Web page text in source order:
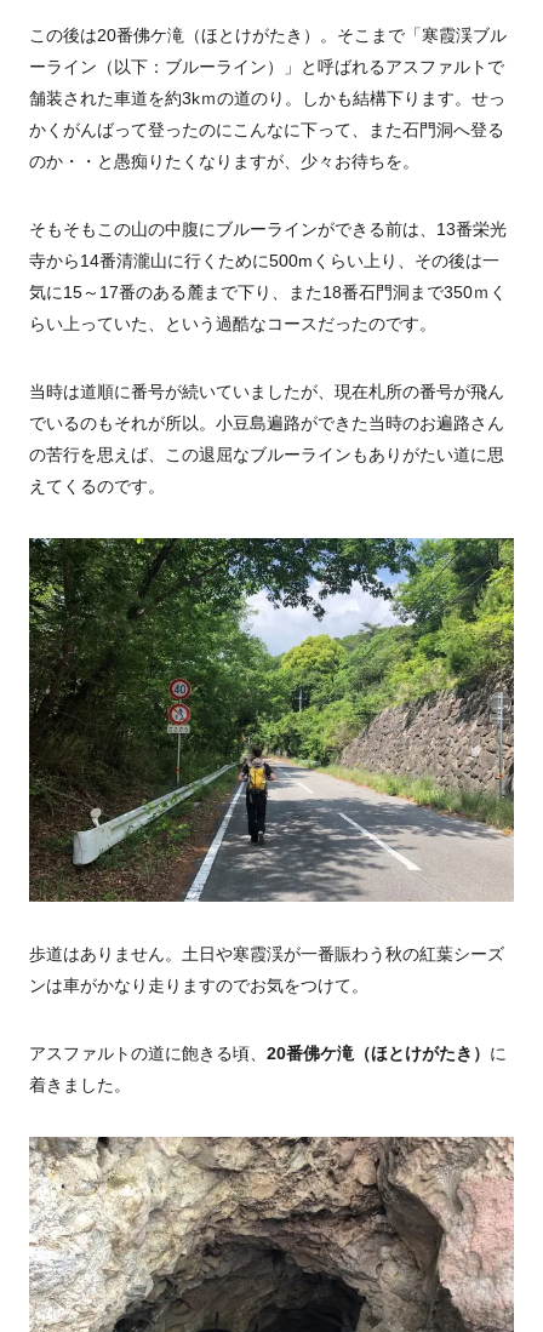
この後は20番佛ケ滝（ほとけがたき）。そこまで「寒霞渓ブル
ーライン（以下：ブルーライン）」と呼ばれるアスファルトで
舗装された車道を約3kｍの道のり。しかも結構下ります。せっ
かくがんばって登ったのにこんなに下って、また石門洞へ登る
のか・・と愚痴りたくなりますが、少々お待ちを。
そもそもこの山の中腹にブルーラインができる前は、13番栄光
寺から14番清瀧山に行くために500mくらい上り、その後は一
気に15～17番のある麓まで下り、また18番石門洞まで350ｍく
らい上っていた、という過酷なコースだったのです。
当時は道順に番号が続いていましたが、現在札所の番号が飛ん
でいるのもそれが所以。小豆島遍路ができた当時のお遍路さん
の苦行を思えば、この退屈なブルーラインもありがたい道に思
えてくるのです。
歩道はありません。土日や寒霞渓が一番賑わう秋の紅葉シーズ
ンは車がかなり走りますのでお気をつけて。
アスファルトの道に飽きる頃、 20番佛ケ滝（ほとけがたき） に
着きました。